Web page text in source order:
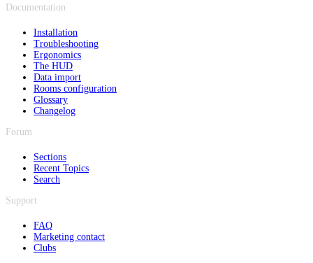
Documentation
Installation
Troubleshooting
Ergonomics
The HUD
Data import
Rooms configuration
Glossary
Changelog
Forum
Sections
Recent Topics
Search
Support
FAQ
Marketing contact
Clubs